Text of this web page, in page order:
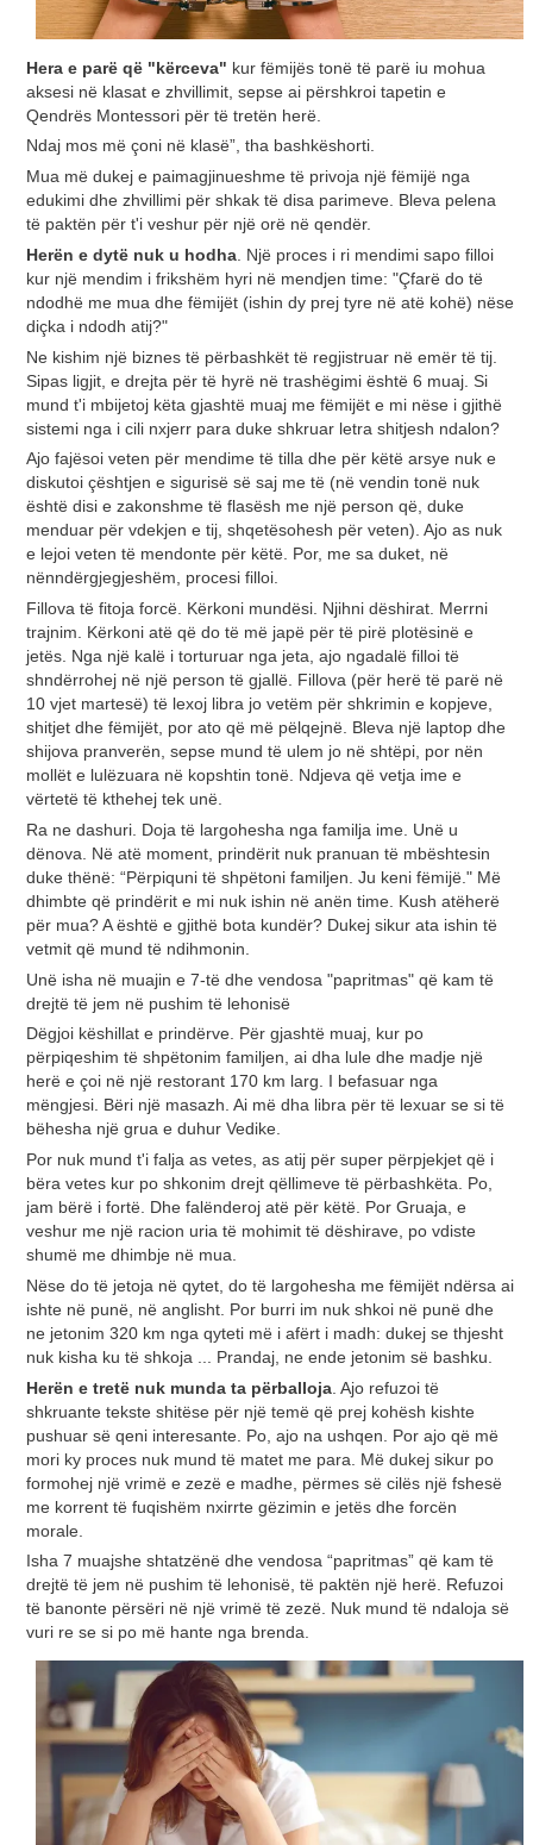
Hera e parë që "kërceva" kur fëmijës tonë të parë iu mohua
aksesi në klasat e zhvillimit, sepse ai përshkroi tapetin e
Qendrës Montessori për të tretën herë.
Ndaj mos më çoni në klasë”, tha bashkëshorti.
Mua më dukej e paimagjinueshme të privoja një fëmijë nga
edukimi dhe zhvillimi për shkak të disa parimeve. Bleva pelena
të paktën për t'i veshur për një orë në qendër.
Herën e dytë nuk u hodha . Një proces i ri mendimi sapo filloi
kur një mendim i frikshëm hyri në mendjen time: "Çfarë do të
ndodhë me mua dhe fëmijët (ishin dy prej tyre në atë kohë) nëse
diçka i ndodh atij?"
Ne kishim një biznes të përbashkët të regjistruar në emër të tij.
Sipas ligjit, e drejta për të hyrë në trashëgimi është 6 muaj. Si
mund t'i mbijetoj këta gjashtë muaj me fëmijët e mi nëse i gjithë
sistemi nga i cili nxjerr para duke shkruar letra shitjesh ndalon?
Ajo fajësoi veten për mendime të tilla dhe për këtë arsye nuk e
diskutoi çështjen e sigurisë së saj me të (në vendin tonë nuk
është disi e zakonshme të flasësh me një person që, duke
menduar për vdekjen e tij, shqetësohesh për veten). Ajo as nuk
e lejoi veten të mendonte për këtë. Por, me sa duket, në
nënndërgjegjeshëm, procesi filloi.
Fillova të fitoja forcë. Kërkoni mundësi. Njihni dëshirat. Merrni
trajnim. Kërkoni atë që do të më japë për të pirë plotësinë e
jetës. Nga një kalë i torturuar nga jeta, ajo ngadalë filloi të
shndërrohej në një person të gjallë. Fillova (për herë të parë në
10 vjet martesë) të lexoj libra jo vetëm për shkrimin e kopjeve,
shitjet dhe fëmijët, por ato që më pëlqejnë. Bleva një laptop dhe
shijova pranverën, sepse mund të ulem jo në shtëpi, por nën
mollët e lulëzuara në kopshtin tonë. Ndjeva që vetja ime e
vërtetë të kthehej tek unë.
Ra ne dashuri. Doja të largohesha nga familja ime. Unë u
dënova. Në atë moment, prindërit nuk pranuan të mbështesin
duke thënë: “Përpiquni të shpëtoni familjen. Ju keni fëmijë." Më
dhimbte që prindërit e mi nuk ishin në anën time. Kush atëherë
për mua? A është e gjithë bota kundër? Dukej sikur ata ishin të
vetmit që mund të ndihmonin.
Unë isha në muajin e 7-të dhe vendosa "papritmas" që kam të
drejtë të jem në pushim të lehonisë
Dëgjoi këshillat e prindërve. Për gjashtë muaj, kur po
përpiqeshim të shpëtonim familjen, ai dha lule dhe madje një
herë e çoi në një restorant 170 km larg. I befasuar nga
mëngjesi. Bëri një masazh. Ai më dha libra për të lexuar se si të
bëhesha një grua e duhur Vedike.
Por nuk mund t'i falja as vetes, as atij për super përpjekjet që i
bëra vetes kur po shkonim drejt qëllimeve të përbashkëta. Po,
jam bërë i fortë. Dhe falënderoj atë për këtë. Por Gruaja, e
veshur me një racion uria të mohimit të dëshirave, po vdiste
shumë me dhimbje në mua.
Nëse do të jetoja në qytet, do të largohesha me fëmijët ndërsa ai
ishte në punë, në anglisht. Por burri im nuk shkoi në punë dhe
ne jetonim 320 km nga qyteti më i afërt i madh: dukej se thjesht
nuk kisha ku të shkoja ... Prandaj, ne ende jetonim së bashku.
Herën e tretë nuk munda ta përballoja . Ajo refuzoi të
shkruante tekste shitëse për një temë që prej kohësh kishte
pushuar së qeni interesante. Po, ajo na ushqen. Por ajo që më
mori ky proces nuk mund të matet me para. Më dukej sikur po
formohej një vrimë e zezë e madhe, përmes së cilës një fshesë
me korrent të fuqishëm nxirrte gëzimin e jetës dhe forcën
morale.
Isha 7 muajshe shtatzënë dhe vendosa “papritmas” që kam të
drejtë të jem në pushim të lehonisë, të paktën një herë. Refuzoi
të banonte përsëri në një vrimë të zezë. Nuk mund të ndaloja së
vuri re se si po më hante nga brenda.